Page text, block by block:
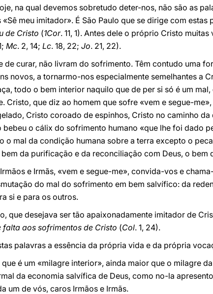
na qual devemos sobretudo deter-nos, não são as
meu imitador». É São Paulo que se dirige com estas
de Cristo (1Cor. 11, 1). Antes dele o próprio Cristo
Mc. 2, 14; Lc. 18, 22; Jo. 21, 22).
de curar, não livram do sofrimento. Têm contudo uma
novos, a tornarmo-nos especialmente semelhantes a
todo o bem interior naquilo que de per si só é um
Cristo, que diz ao homem que sofre «vem e segue-
Cristo coroado de espinhos, Cristo no caminho da
o cálix do sofrimento humano «que lhe foi dado
o mal da condição humana sobre a terra excepto o
da purificação e da reconciliação com Deus, o bem
e Irmãs, «vem e segue-me», convida-vos e
do mal do sofrimento em bem salvífico: da
si e para os outros.
que desejava ser tão apaixonadamente imitador de
aos sofrimentos de Cristo (Col. 1, 24).
palavras a essência da própria vida e da própria
é um «milagre interior», ainda maior que o milagre
da economia salvífica de Deus, como no-la
um de vós, caros Irmãos e Irmãs.